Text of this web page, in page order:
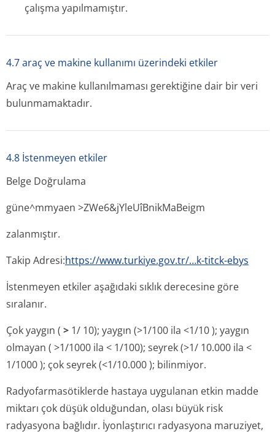
çalışma yapılmamıştır.
4.7 araç ve makine kullanımı üzerindeki etkiler
Araç ve makine kullanılmaması gerektiğine dair bir veri
bulunmamaktadır.
4.8 İstenmeyen etkiler
Belge Doğrulama
güne^mmyaen >ZWe6&jYleUîBnik­MaBeigm
zalanmıştır.
Takip Adresi:https://www.turkiye.gov.tr/…k-titck-ebys
İstenmeyen etkiler aşağıdaki sıklık derecesine göre
sıralanır.
Çok yaygın ( > 1/ 10); yaygın (>1/100 ila <1/10 ); yaygın
olmayan ( >1/1000 ila < 1/100); seyrek (>1/ 10.000 ila <
1/1000 ); çok seyrek (<1/10.000 ); bilinmiyor.
Radyofarmasöti­klerde hastaya uygulanan etkin madde
miktarı çok düşük olduğundan, olası büyük risk
radyasyona bağlıdır. İyonlaştırıcı radyasyona maruziyet,